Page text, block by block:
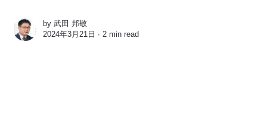
by武田 邦敬
2024年3月21日 ∙ 2 min read